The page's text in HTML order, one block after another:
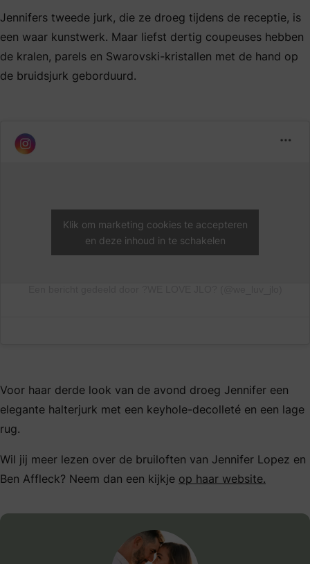
Jennifers tweede jurk, die ze droeg tijdens de receptie, is
een waar kunstwerk. Maar liefst dertig coupeuses hebben
de kralen, parels en Swarovski-kristallen met de hand op
de bruidsjurk geborduurd.
Klik om marketing cookies te accepteren
en deze inhoud in te schakelen
Voor haar derde look van de avond droeg Jennifer een
elegante halterjurk met een keyhole-decolleté en een lage
rug.
Wil jij meer lezen over de bruiloften van Jennifer Lopez en
Ben Affleck? Neem dan een kijkje op haar website.